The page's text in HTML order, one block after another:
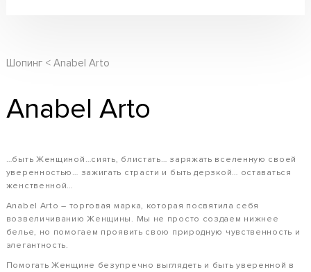
Шопинг Anabel Arto
Anabel Arto
…быть Женщиной…сиять, блистать… заряжать вселенную своей
уверенностью… зажигать страсти и быть дерзкой… оставаться
женственной…
Anabel Arto – торговая марка, которая посвятила себя
возвеличиванию Женщины. Мы не просто создаем нижнее
белье, но помогаем проявить свою природную чувственность и
элегантность.
Помогать Женщине безупречно выглядеть и быть уверенной в